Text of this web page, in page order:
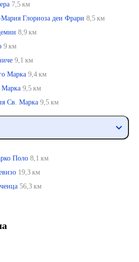
7,5 км
Глориоза деи Фрари 8,5 км
8,9 км
9 км
9,1 км
Марка 9,4 км
9,5 км
Св. Марка 9,5 км
Поло 8,1 км
19,3 км
56,3 км